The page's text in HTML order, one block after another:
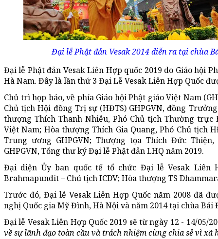
Đại lễ Phật đản Vesak 2014 diễn ra tại chùa
Đại lễ Phật đản Vesak Liên Hợp quốc 2019 do Giáo hội
Hà Nam. Đây là lần thứ 3 Đại Lễ Vesak Liên Hợp Quốc
Chủ trì họp báo, về phía Giáo hội Phật giáo Việt Nam
Chủ tịch Hội đồng Trị sự (HĐTS) GHPGVN, đồng
thượng Thích Thanh Nhiễu, Phó Chủ tịch Thường trực
Việt Nam; Hòa thượng Thích Gia Quang, Phó Chủ tịch
Trung ương GHPGVN; Thượng tọa Thích Đức
GHPGVN, Tổng thư ký Đại lễ Phật đản LHQ năm 2019.
Đại diện Ủy ban quốc tế tổ chức Đại lễ Vesak Liên
Brahmapundit – Chủ tịch ICDV; Hòa thượng TS
Trước đó, Đại lễ Vesak Liên Hợp Quốc năm 2008 đã
nghị Quốc gia Mỹ Đình, Hà Nội và năm 2014 tại chùa
Đại lễ Vesak Liên Hợp Quốc 2019 sẽ từ ngày 12 - 14/05/
về sự lãnh đạo toàn cầu và trách nhiệm cùng chia sẻ vì xã